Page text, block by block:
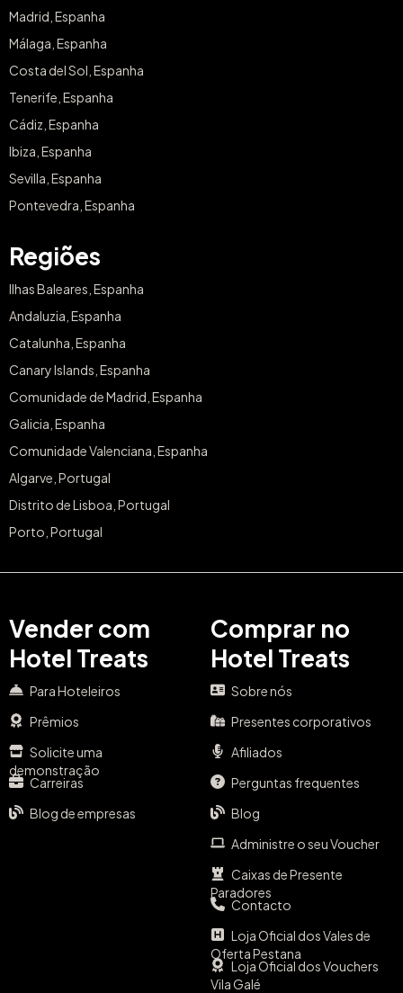
Madrid, Espanha
Málaga, Espanha
Costa del Sol, Espanha
Tenerife, Espanha
Cádiz, Espanha
Ibiza, Espanha
Sevilla, Espanha
Pontevedra, Espanha
Regiões
Ilhas Baleares, Espanha
Andaluzia, Espanha
Catalunha, Espanha
Canary Islands, Espanha
Comunidade de Madrid, Espanha
Galicia, Espanha
Comunidade Valenciana, Espanha
Algarve, Portugal
Distrito de Lisboa, Portugal
Porto, Portugal
Vender com
Hotel Treats
Para Hoteleiros
Prêmios
Solicite uma
demonstração
Carreiras
Blog de empresas
Comprar no
Hotel Treats
Sobre nós
Presentes corporativos
Afiliados
Perguntas frequentes
Blog
Administre o seu Voucher
Caixas de Presente
Paradores
Contacto
Loja Oficial dos Vales de
Oferta Pestana
Loja Oficial dos Vouchers
Vila Galé